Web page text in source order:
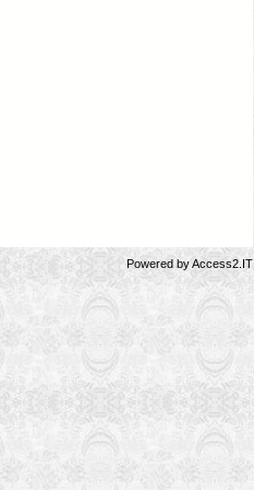
Powered byAccess2.IT